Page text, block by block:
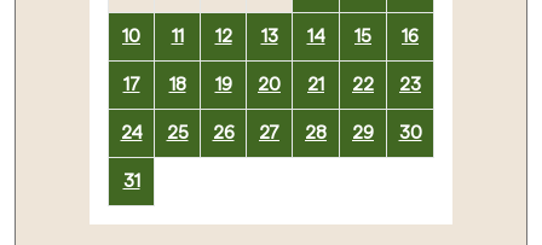
10 11 12 13 14 15 16
17 18 19 20 21 22 23
24 25 26 27 28 29 30
31